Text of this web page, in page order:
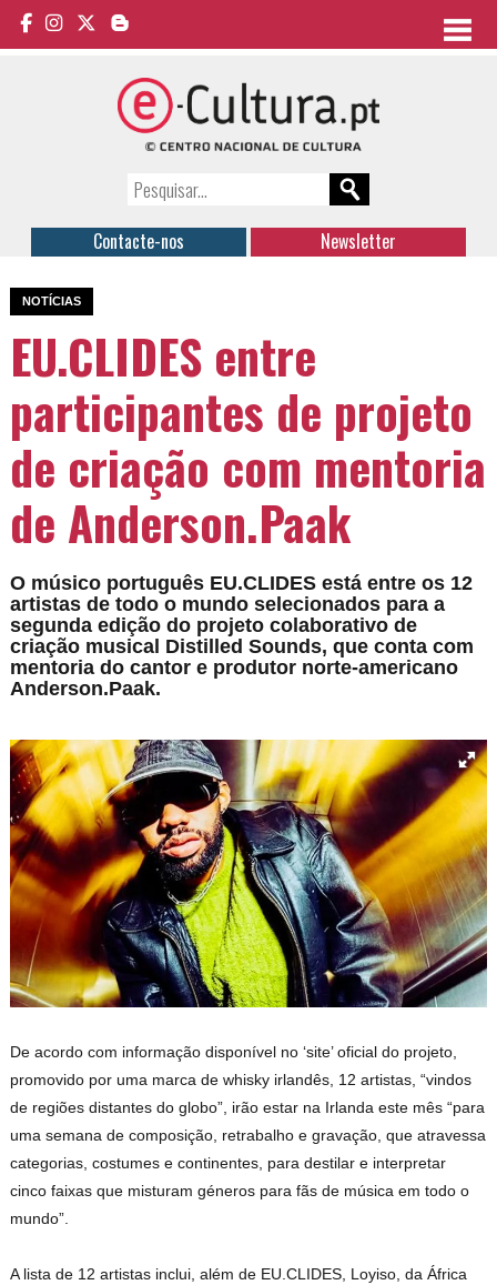
Contacte-nos Newsletter
NOTÍCIAS
EU.CLIDES entre
participantes de projeto
de criação com mentoria
de Anderson.Paak
O músico português EU.CLIDES está entre os 12
artistas de todo o mundo selecionados para a
segunda edição do projeto colaborativo de
criação musical Distilled Sounds, que conta com
mentoria do cantor e produtor norte-americano
Anderson.Paak.
De acordo com informação disponível no ‘site’ oficial do projeto,
promovido por uma marca de whisky irlandês, 12 artistas, “vindos
de regiões distantes do globo”, irão estar na Irlanda este mês “para
uma semana de composição, retrabalho e gravação, que atravessa
categorias, costumes e continentes, para destilar e interpretar
cinco faixas que misturam géneros para fãs de música em todo o
mundo”.
A lista de 12 artistas inclui, além de EU.CLIDES, Loyiso, da África